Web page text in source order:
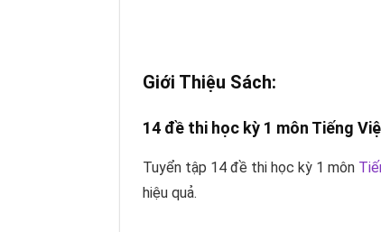
Giới Thiệu Sách:
14 đề thi học kỳ 1 môn Tiếng
Tuyển tập 14 đề thi học kỳ 1 môn
hiệu quả.